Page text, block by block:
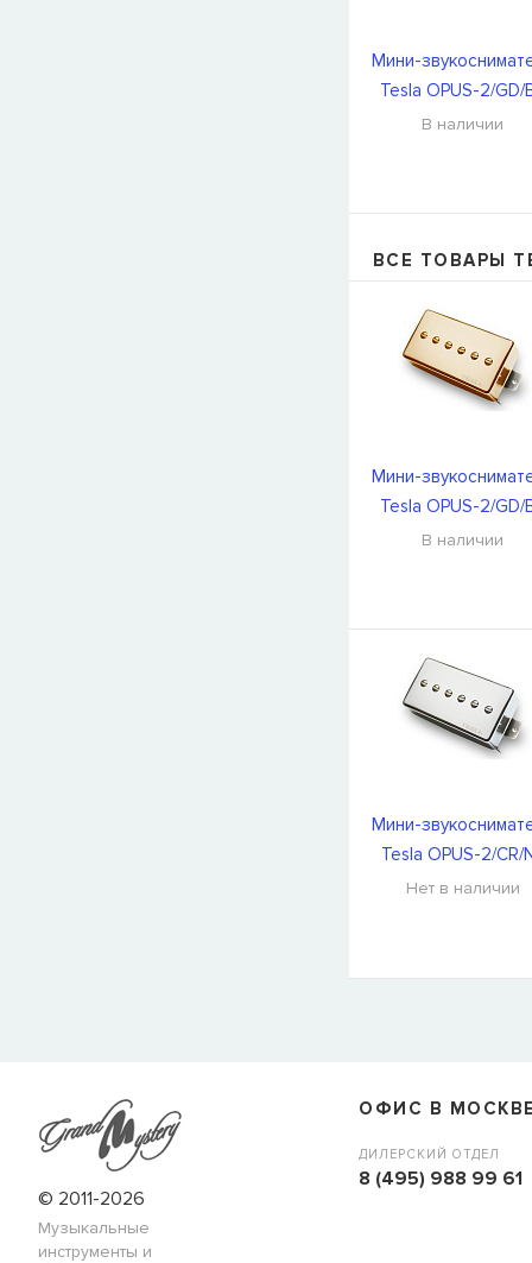
Мини-
Tesla OPUS-2/GD/
В наличии
ВСЕ ТОВАРЫ
Мини-
Tesla OPUS-2/GD/
В наличии
Мини-
Tesla OPUS-2/CR/
Нет в наличии
наличии, но вы можете оставить заявку и мы сообщим
когда товар можно будет купить.
Имя
E-mail
© 2011-2026
Музыкальные
инструменты и
ОФИС В
ДИЛЕРСКИЙ ОТДЕЛ
8 (495) 988 99 61